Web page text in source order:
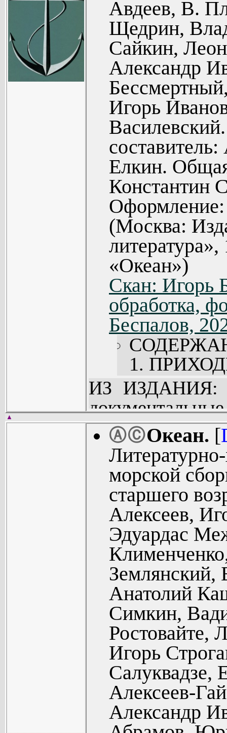
Авдеев, В.
Щедрин,
Сайкин,
Александр
Игорь
Елкин.
Константин
(Москва:
«Океан»)
Скан: Игорь
обработка,
Беспалов,
1.
А.
море! (6).
Л.
Леонид
кораблю
ребята в
2.
Альберт
(Повесть)
Эдуардас
баллада
Всеволод
Юстинас
отплытии
ночь в
М.
ИЗ ИЗДАНИЯ:
посвященные
▲
ⒶⒸОкеан. [
морской
старшего
Алексеев,
Эдуардас
Землянский,
Анатолий
Симкин,
Ростовайте,
Игорь
Салуквадзе,
Алексеев-
Александр